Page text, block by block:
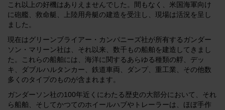
アカウントを作成する
パスワードを忘れた場合
リソース
当社について
これ以上の好機はありえませんでした。間もなく、米国海軍向け
に砲艦、救命艇、上陸用舟艇の建造を受注し、現場は活況を呈し
ました。
現在はグリーンブライアー・カンパニーズ社が所有するガンダー
ソン・マリーン社は、それ以来、数千もの船舶を建造してきまし
た。これらの船舶には、海洋に関するあらゆる種類の艀、デッ
キ、ダブルハルタンカー、鉄道車両、ダンプ、重工業、その他数
多くのタイプのものが含まれます。
ガンダーソン社の100年近くにわたる歴史の大部分において、それ
ら船舶、そしてかつてのホイールハブやトレーラーは、ほぼ手作